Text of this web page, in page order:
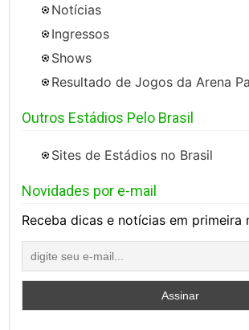
Notícias
Ingressos
Shows
Resultado de Jogos da Arena
Outros Estádios Pelo Brasil
Sites de Estádios no Brasil
Novidades por e-mail
Receba dicas e notícias em primeira